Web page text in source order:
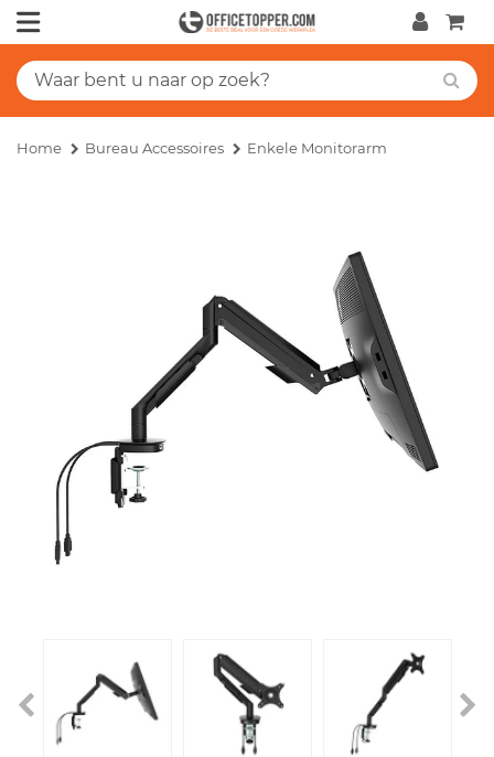
Home Bureau Accessoires Enkele Monitorarm